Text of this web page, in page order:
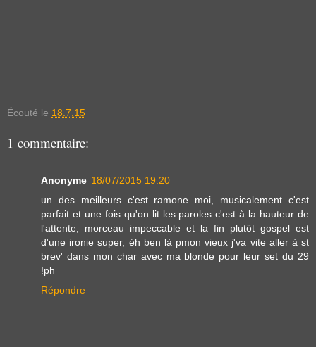
Écouté le 18.7.15
1 commentaire:
Anonyme 18/07/2015 19:20
un des meilleurs c'est ramone moi, musicalement c'est
parfait et une fois qu'on lit les paroles c'est à la hauteur de
l'attente, morceau impeccable et la fin plutôt gospel est
d'une ironie super, éh ben là pmon vieux j'va vite aller à st
brev' dans mon char avec ma blonde pour leur set du 29
!ph
Répondre